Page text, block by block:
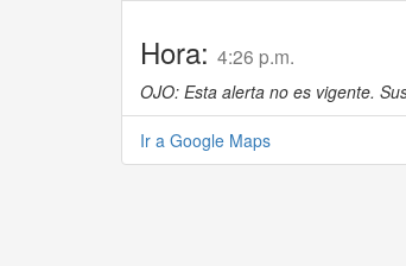
Hora: 4:26 p.m.
OJO: Esta alerta no es vigente.
Ir a Google Maps